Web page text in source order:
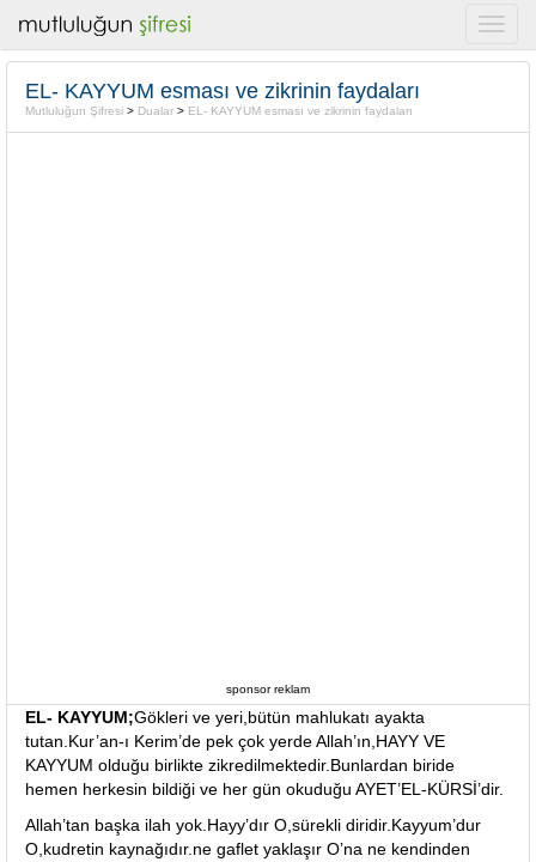
EL- KAYYUM esması ve zikrinin faydaları
Mutluluğun Şifresi > Dualar > EL- KAYYUM esması ve zikrinin faydaları
sponsor reklam
EL- KAYYUM;Gökleri ve yeri,bütün mahlukatı ayakta
tutan.Kur’an-ı Kerim’de pek çok yerde Allah’ın,HAYY VE
KAYYUM olduğu birlikte zikredilmektedir.Bunlardan biride
hemen herkesin bildiği ve her gün okuduğu AYET’EL-KÜRSİ’dir.
Allah’tan başka ilah yok.Hayy’dır O,sürekli diridir.Kayyum’dur
O,kudretin kaynağıdır.ne gaflet yaklaşır O’na ne kendinden